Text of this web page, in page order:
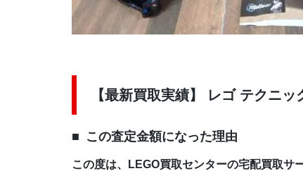
【最新買取実績】 レゴ テクニ
この査定金額になった理由
この度は、LEGO買取センターの宅配買取サ